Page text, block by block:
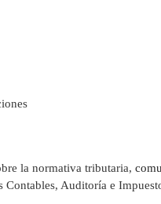
la normativa tributaria,
Contables, Auditoría e